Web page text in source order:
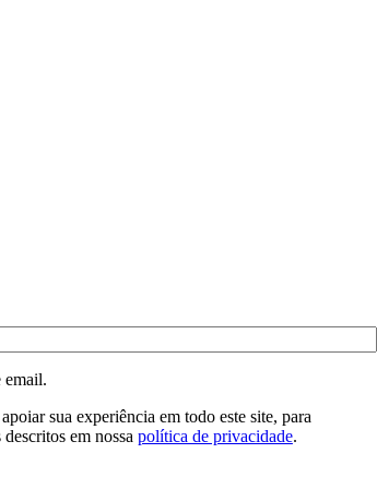
email.
sua experiência em todo este site, para
em nossa política de privacidade.